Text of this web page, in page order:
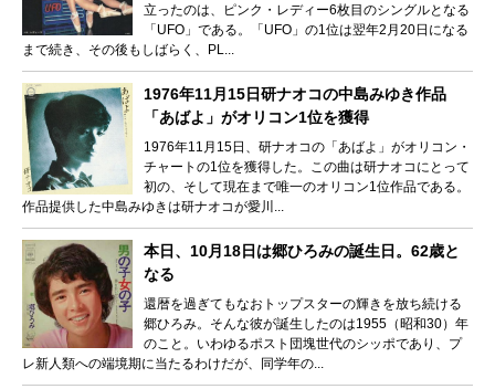
立ったのは、ピンク・レディー6枚目のシングルとなる
「UFO」である。「UFO」の1位は翌年2月20日になる
まで続き、その後もしばらく、PL...
1976年11月15日研ナオコの中島みゆき作品
「あばよ」がオリコン1位を獲得
1976年11月15日、研ナオコの「あばよ」がオリコン・
チャートの1位を獲得した。この曲は研ナオコにとって
初の、そして現在まで唯一のオリコン1位作品である。
作品提供した中島みゆきは研ナオコが愛川...
本日、10月18日は郷ひろみの誕生日。62歳と
なる
還暦を過ぎてもなおトップスターの輝きを放ち続ける
郷ひろみ。そんな彼が誕生したのは1955（昭和30）年
のこと。いわゆるポスト団塊世代のシッポであり、プ
レ新人類への端境期に当たるわけだが、同学年の...